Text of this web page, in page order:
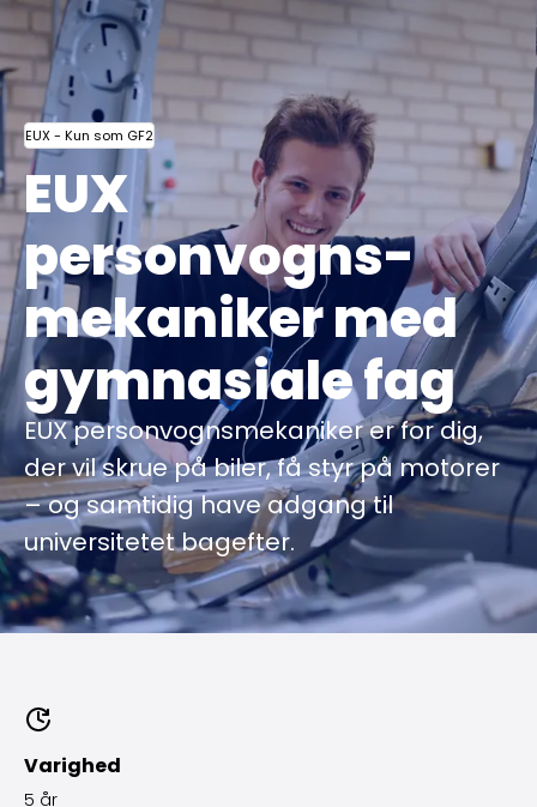
EUX - Kun som GF2
EUX
personvogns­
mekaniker med
gymnasiale fag
EUX personvognsmekaniker er for dig,
der vil skrue på biler, få styr på motorer
– og samtidig have adgang til
universitetet bagefter.
Varighed
5 år